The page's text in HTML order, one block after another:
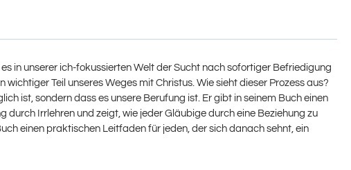
in unserer ich-fokussierten Welt der Sucht nach sofortiger Befriedigung
Teil unseres Weges mit Christus. Wie sieht dieser Prozess aus?
ist, sondern dass es unsere Berufung ist. Er gibt in seinem Buch einen
Irrlehren und zeigt, wie jeder Gläubige durch eine Beziehung zu
einen praktischen Leitfaden für jeden, der sich danach sehnt, ein